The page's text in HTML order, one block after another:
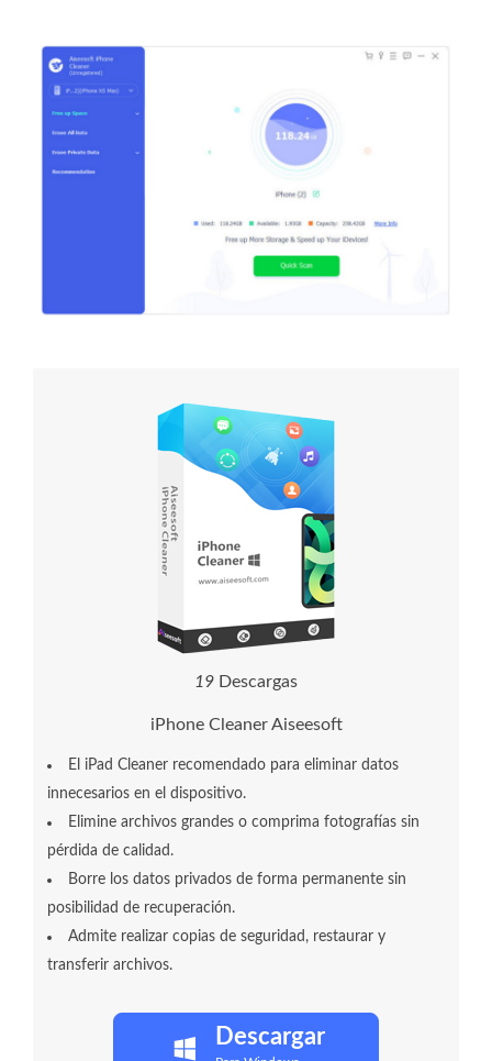
19 Descargas
iPhone Cleaner Aiseesoft
El iPad Cleaner recomendado para eliminar datos
innecesarios en el dispositivo.
Elimine archivos grandes o comprima fotografías sin
pérdida de calidad.
Borre los datos privados de forma permanente sin
posibilidad de recuperación.
Admite realizar copias de seguridad, restaurar y
transferir archivos.
Descargar